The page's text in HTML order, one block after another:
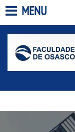
QUEM SOMOS
MENU